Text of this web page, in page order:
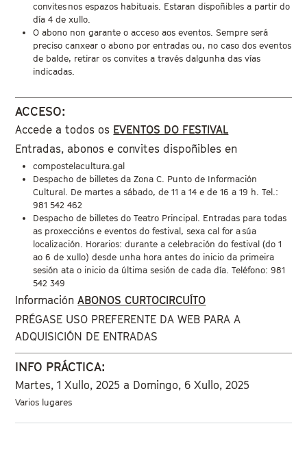
convites nos espazos habituais. Estaran dispoñibles a partir do
día 4 de xullo.
O abono non garante o acceso aos eventos. Sempre será
preciso canxear o abono por entradas ou, no caso dos eventos
de balde, retirar os convites a través dalgunha das vías
indicadas.
ACCESO:
Accede a todos os EVENTOS DO FESTIVAL
Entradas, abonos e convites dispoñibles en
compostelacultura.gal
Despacho de billetes da Zona C. Punto de Información
Cultural. De martes a sábado, de 11 a 14 e de 16 a 19 h. Tel.:
981 542 462
Despacho de billetes do Teatro Principal. Entradas para todas
as proxeccións e eventos do festival, sexa cal for a súa
localización. Horarios: durante a celebración do festival (do 1
ao 6 de xullo) desde unha hora antes do inicio da primeira
sesión ata o inicio da última sesión de cada día. Teléfono: 981
542 349
InformaciónABONOS CURTOCIRCUÍTO
PRÉGASE USO PREFERENTE DA WEB PARA A
ADQUISICIÓN DE ENTRADAS
INFO PRÁCTICA:
Martes, 1 Xullo, 2025 a Domingo, 6 Xullo, 2025
Varios lugares